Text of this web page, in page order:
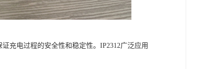
充电过程的安全性和稳定性。IP2312广泛应用